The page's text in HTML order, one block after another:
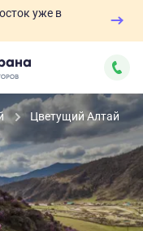
уже в
Цветущий Алтай